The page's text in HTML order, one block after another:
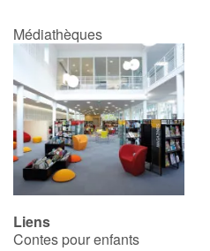
Contraste +
Aide
Accueil
Famille
Écoles
Médiathèques
Liens
Contes pour enfants